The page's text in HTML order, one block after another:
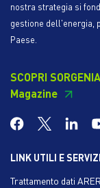
nostra strategia si
gestione dell'energia,
Paese.
SCOPRI SORGENIA
Magazine
LINK UTILI E SERVIZI
Trattamento dati